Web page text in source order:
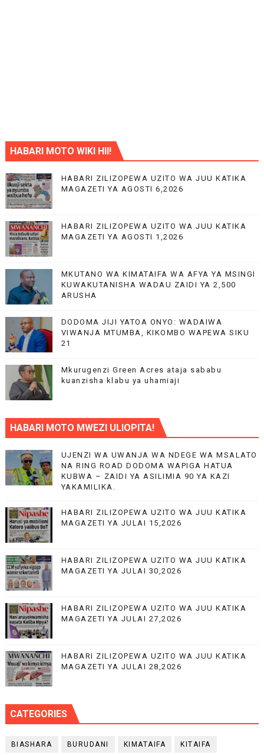
HABARI MOTO WIKI HII!
HABARI ZILIZOPEWA UZITO WA JUU KATIKA
MAGAZETI YA AGOSTI 6,2026
HABARI ZILIZOPEWA UZITO WA JUU KATIKA
MAGAZETI YA AGOSTI 1,2026
MKUTANO WA KIMATAIFA WA AFYA YA MSINGI
KUWAKUTANISHA WADAU ZAIDI YA 2,500
ARUSHA
DODOMA JIJI YATOA ONYO: WADAIWA
VIWANJA MTUMBA, KIKOMBO WAPEWA SIKU
21
Mkurugenzi Green Acres ataja sababu
kuanzisha klabu ya uhamiaji
HABARI MOTO MWEZI ULIOPITA!
UJENZI WA UWANJA WA NDEGE WA MSALATO
NA RING ROAD DODOMA WAPIGA HATUA
KUBWA – ZAIDI YA ASILIMIA 90 YA KAZI
YAKAMILIKA.
HABARI ZILIZOPEWA UZITO WA JUU KATIKA
MAGAZETI YA JULAI 15,2026
HABARI ZILIZOPEWA UZITO WA JUU KATIKA
MAGAZETI YA JULAI 30,2026
HABARI ZILIZOPEWA UZITO WA JUU KATIKA
MAGAZETI YA JULAI 27,2026
HABARI ZILIZOPEWA UZITO WA JUU KATIKA
MAGAZETI YA JULAI 28,2026
CATEGORIES
BIASHARA BURUDANI KIMATAIFA KITAIFA